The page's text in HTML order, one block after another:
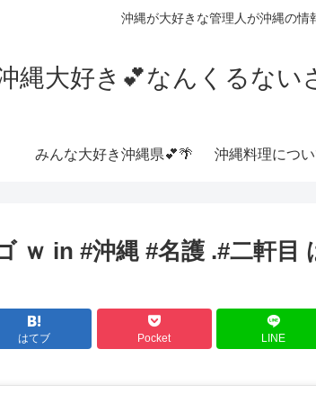
沖縄が大好きな管理人が沖縄の情
縄大好き💕なんくるない
みんな大好き沖縄県💕🌴 沖縄料理につ
ｗ in #沖縄 #名護 .#二軒目
はてブ Pocket LINE